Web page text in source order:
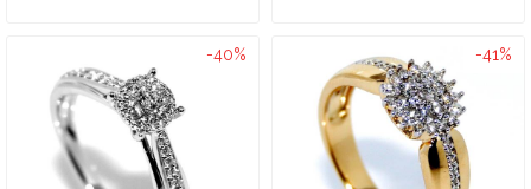
-40% -41%